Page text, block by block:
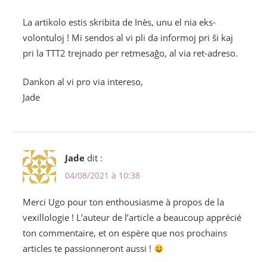
La artikolo estis skribita de Inès, unu el nia eks-
volontuloj ! Mi sendos al vi pli da informoj pri ŝi kaj
pri la TTT2 trejnado per retmesaĝo, al via ret-adreso.
Dankon al vi pro via intereso,
Jade
Jade dit :
04/08/2021 à 10:38
Merci Ugo pour ton enthousiasme à propos de la
vexillologie ! L’auteur de l’article a beaucoup apprécié
ton commentaire, et on espère que nos prochains
articles te passionneront aussi !